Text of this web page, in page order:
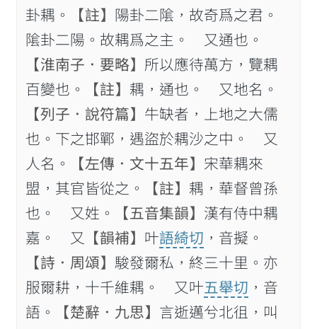
卦耦。
【註】 陽卦二隂，故奇爲之君。
隂卦二陽。故耦爲之主。 又通也。
【淮南子．要略】 所以應待萬方，覽耦
百變也。
【註】 耦，通也。 又地名。
【列子．說符篇】 牛缺者，上地之大儒
也。下之邯鄲，遇盜於耦沙之中。 又
人名。
【左傳．文十五年】 宋華耦來
盟，其官皆從之。
【註】 耦，華督曾孫
也。 又姓。
【五音集韻】 漢有侍中耦
嘉。 又
【韻補】 叶語綺切 ，音擬。
【詩．周頌】 駿發爾私，終三十里。亦
服爾耕，十千維耦。 又叶五舉切 ，音
語。
【楚辭．九思】 言逝邁兮北徂，叫